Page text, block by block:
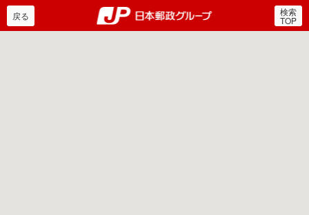
郵便局・日本郵政グルー
戻る 検索
TOP